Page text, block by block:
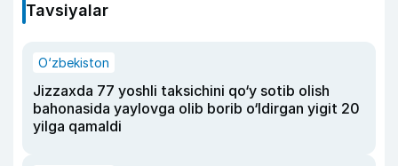
Tavsiyalar
O‘zbekiston
Jizzaxda 77 yoshli taksichini qo‘y sotib olish
bahonasida yaylovga olib borib o‘ldirgan yigit 20
yilga qamaldi